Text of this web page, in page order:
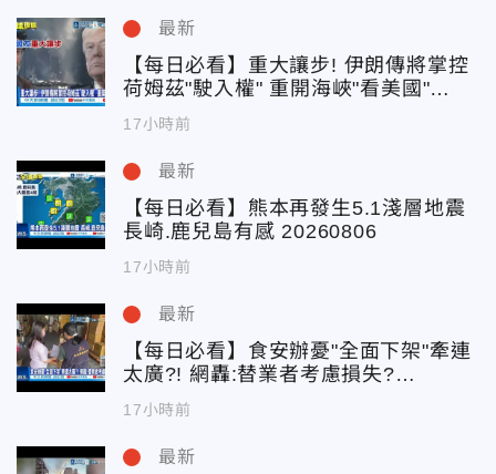
最新
【每日必看】重大讓步! 伊朗傳將掌控
荷姆茲"駛入權" 重開海峽"看美國"
20260806
17小時前
最新
【每日必看】熊本再發生5.1淺層地震
長崎.鹿兒島有感 20260806
17小時前
最新
【每日必看】食安辦憂"全面下架"牽連
太廣?! 網轟:替業者考慮損失?
20260806
17小時前
最新